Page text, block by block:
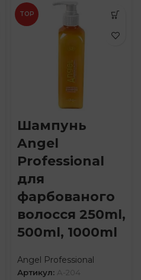
TOP
Шампунь
Angel
Professional
для
фарбованого
волосся 250ml,
500ml, 1000ml
Angel Professional
Артикул: A-204